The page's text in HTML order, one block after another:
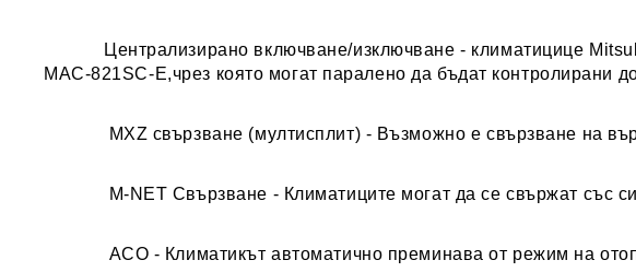
Централизирано включване/изключване- климатицице
MAC-821SC-E,чрез която могат паралено да бъдат контролирани
MXZ свързване (мултисплит) - Възможно е свързване на
M-NET Свързване - Климатиците могат да се свържат със
ACO - Климатикът автоматично преминава от режим на